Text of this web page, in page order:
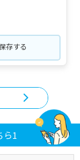
存する
ら1